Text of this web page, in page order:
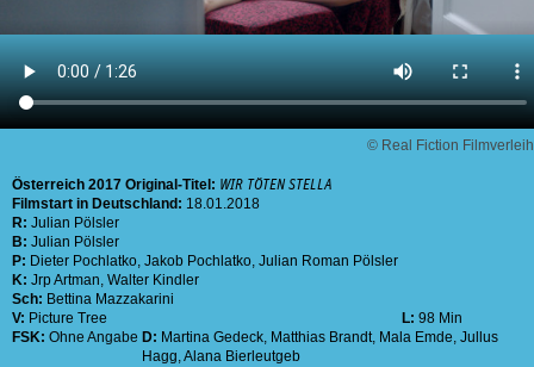
© Real Fiction Filmverleih
Österreich 2017 Original-Titel: WIR TÖTEN STELLA
Filmstart in Deutschland: 18.01.2018
R: Julian Pölsler
B: Julian Pölsler
P: Dieter Pochlatko, Jakob Pochlatko, Julian Roman Pölsler
K: Jrp Artman, Walter Kindler
Sch: Bettina Mazzakarini
V: Picture Tree L: 98 Min
FSK: Ohne Angabe D: Martina Gedeck, Matthias Brandt, Mala Emde, Jullus
Hagg,Alana Bierleutgeb